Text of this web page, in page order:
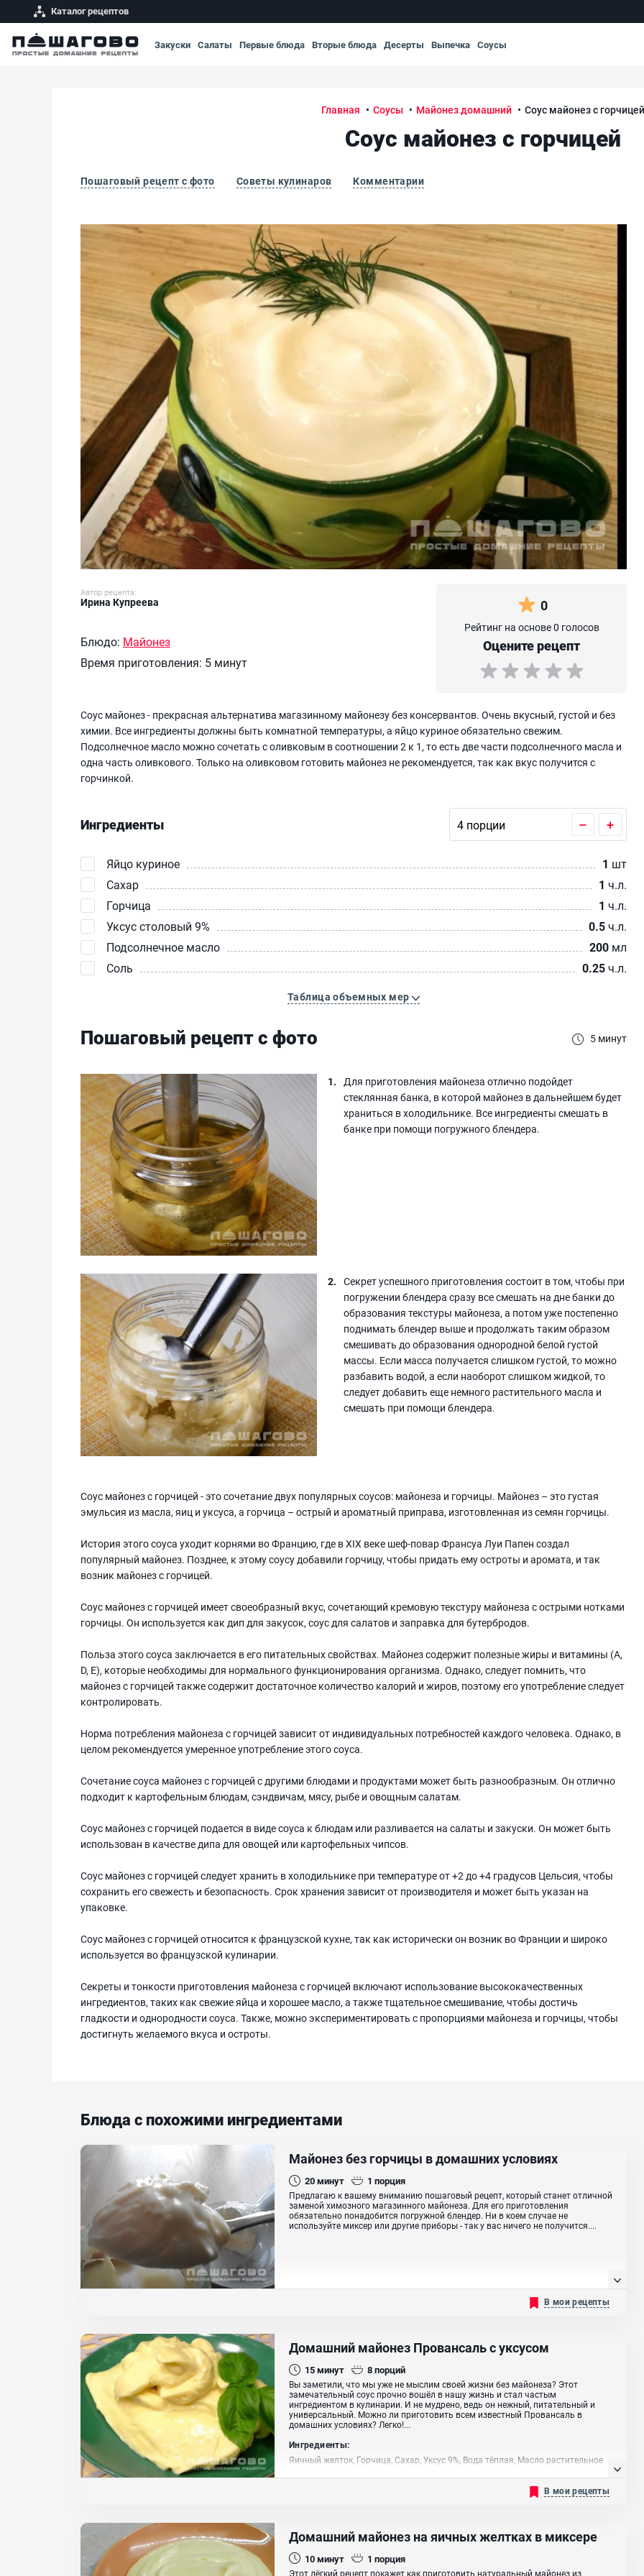
Каталог рецептов
Закуски Салаты Первые блюда Вторые блюда Десерты Выпечка Соусы
Главная Соусы Майонез домашний Соус майонез с горчицей
Соус майонез с горчицей
Пошаговый рецепт с фото Советы кулинаров Комментарии
Соус майонез с горчицей
Автор рецепта:
Ирина Купреева
Блюдо: Майонез
Время приготовления: 5 минут
0
Рейтинг на основе 0 голосов
Оцените рецепт
Соус майонез - прекрасная альтернатива магазинному майонезу без консервантов. Очень вкусный, густой и без
химии. Все ингредиенты должны быть комнатной температуры, а яйцо куриное обязательно свежим.
Подсолнечное масло можно сочетать с оливковым в соотношении 2 к 1, то есть две части подсолнечного масла и
одна часть оливкового. Только на оливковом готовить майонез не рекомендуется, так как вкус получится с
горчинкой.
Ингредиенты – +
Яйцо куриное 1 шт
Сахар
1 ч.л.
Горчица
1 ч.л.
Уксус столовый 9%
0.5ч.л.
Подсолнечное масло
200 мл
Соль
0.25ч.л.
Таблица объемных мер
Пошаговый рецепт с фото 5 минут
Для приготовления майонеза отлично подойдет
стеклянная банка, в которой майонез в дальнейшем будет
храниться в холодильнике. Все ингредиенты смешать в
банке при помощи погружного блендера.
Секрет успешного приготовления состоит в том, чтобы при
погружении блендера сразу все смешать на дне банки до
образования текстуры майонеза, а потом уже постепенно
поднимать блендер выше и продолжать таким образом
смешивать до образования однородной белой густой
массы. Если масса получается слишком густой, то можно
разбавить водой, а если наоборот слишком жидкой, то
следует добавить еще немного растительного масла и
смешать при помощи блендера.
Соус майонез с горчицей - это сочетание двух популярных соусов: майонеза и горчицы. Майонез – это густая
эмульсия из масла, яиц и уксуса, а горчица – острый и ароматный приправа, изготовленная из семян горчицы.
История этого соуса уходит корнями во Францию, где в XIX веке шеф-повар Франсуа Луи Папен создал
популярный майонез. Позднее, к этому соусу добавили горчицу, чтобы придать ему остроты и аромата, и так
возник майонез с горчицей.
Соус майонез с горчицей имеет своеобразный вкус, сочетающий кремовую текстуру майонеза с острыми нотками
горчицы. Он используется как дип для закусок, соус для салатов и заправка для бутербродов.
Польза этого соуса заключается в его питательных свойствах. Майонез содержит полезные жиры и витамины (A,
D, E), которые необходимы для нормального функционирования организма. Однако, следует помнить, что
майонез с горчицей также содержит достаточное количество калорий и жиров, поэтому его употребление следует
контролировать.
Норма потребления майонеза с горчицей зависит от индивидуальных потребностей каждого человека. Однако, в
целом рекомендуется умеренное употребление этого соуса.
Сочетание соуса майонез с горчицей с другими блюдами и продуктами может быть разнообразным. Он отлично
подходит к картофельным блюдам, сэндвичам, мясу, рыбе и овощным салатам.
Соус майонез с горчицей подается в виде соуса к блюдам или разливается на салаты и закуски. Он может быть
использован в качестве дипа для овощей или картофельных чипсов.
Соус майонез с горчицей следует хранить в холодильнике при температуре от +2 до +4 градусов Цельсия, чтобы
сохранить его свежесть и безопасность. Срок хранения зависит от производителя и может быть указан на
упаковке.
Соус майонез с горчицей относится к французской кухне, так как исторически он возник во Франции и широко
используется во французской кулинарии.
Секреты и тонкости приготовления майонеза с горчицей включают использование высококачественных
ингредиентов, таких как свежие яйца и хорошее масло, а также тщательное смешивание, чтобы достичь
гладкости и однородности соуса. Также, можно экспериментировать с пропорциями майонеза и горчицы, чтобы
достигнуть желаемого вкуса и остроты.
Блюда с похожими ингредиентами
Майонез без горчицы в домашних условиях
20минут 1 порция
Предлагаю к вашему вниманию пошаговый рецепт, который станет отличной
заменой химозного магазинного майонеза. Для его приготовления
обязательно понадобится погружной блендер. Ни в коем случае не
используйте миксер или другие приборы - так у вас ничего не получится....
В мои рецепты
Домашний майонез Провансаль с уксусом
15минут 8порций
Вы заметили, что мы уже не мыслим своей жизни без майонеза? Этот
замечательный соус прочно вошёл в нашу жизнь и стал частым
ингредиентом в кулинарии. И не мудрено, ведь он нежный, питательный и
универсальный. Можно ли приготовить всем известный Провансаль в
домашних условиях? Легко!...
Ингредиенты:
Яичный желток, Горчица, Сахар, Уксус 9%, Вода тёплая, Масло растительное
В мои рецепты
Домашний майонез на яичных желтках в миксере
10минут 1 порция
Этот лёгкий рецепт покажет как приготовить натуральный майонез из